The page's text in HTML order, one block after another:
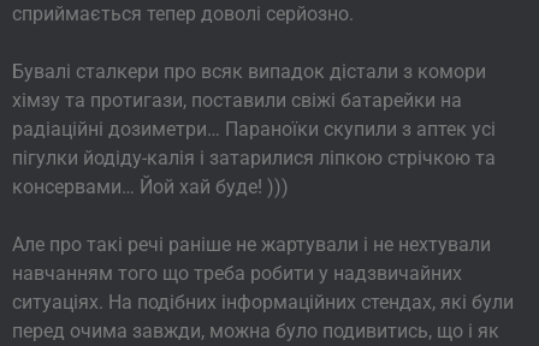
сприймається тепер доволі серйозно.
Бувалі сталкери про всяк випадок дістали з комори
хімзу та протигази, поставили свіжі батарейки на
радіаційні дозиметри… Параноїки скупили з аптек усі
пігулки йодіду-калія і затарилися ліпкою стрічкою та
консервами… Йой хай буде! )))
Але про такі речі раніше не жартували і не нехтували
навчанням того що треба робити у надзвичайних
ситуаціях. На подібних інформаційних стендах, які були
перед очима завжди, можна було подивитись, що і як